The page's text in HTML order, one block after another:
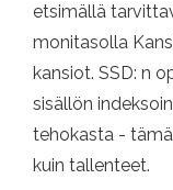
etsimällä
monitasolla
kansiot. SSD: n
sisällön
tehokasta -
kuin tallenteet.